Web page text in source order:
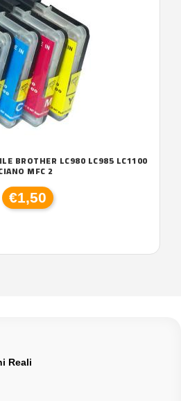
BROTHER LC980 LC985 LC1100
MFC 2
€1,50
Reali